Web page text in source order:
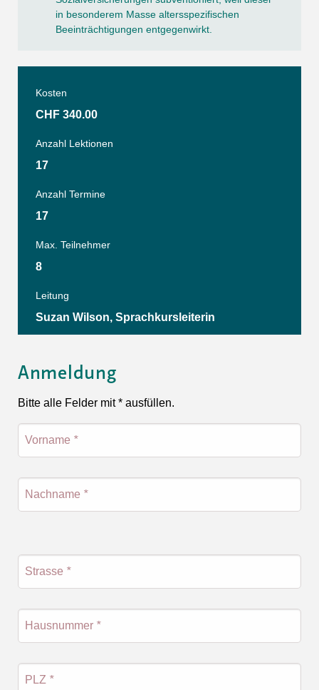
in besonderem Masse altersspezifischen
Beeinträchtigungen entgegenwirkt.
Kosten
CHF 340.00
Anzahl Lektionen
17
Anzahl Termine
17
Max. Teilnehmer
8
Leitung
Suzan Wilson, Sprachkursleiterin
Anmeldung
Bitte alle Felder mit * ausfüllen.
Vorname *
Nachname *
Strasse *
Hausnummer *
PLZ *